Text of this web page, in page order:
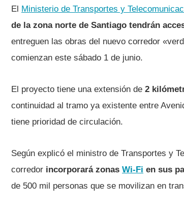
El Ministerio de Transportes y
de la zona norte de Santiago tendrán
entreguen las obras del nuevo corredor
comienzan este sábado 1 de junio.
El proyecto tiene una extensión de 2
continuidad al tramo ya existente entre
tiene prioridad de circulación.
Según explicó el ministro de Transportes y
corredor incorporará zonas Wi-Fi en sus
de 500 mil personas que se movilizan en